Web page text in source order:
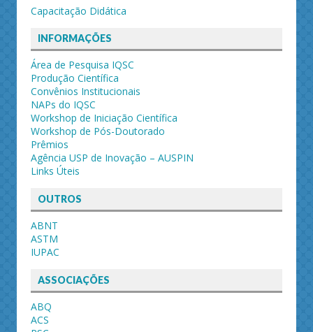
Capacitação Didática
INFORMAÇÕES
Área de Pesquisa IQSC
Produção Científica
Convênios Institucionais
NAPs do IQSC
Workshop de Iniciação Científica
Workshop de Pós-Doutorado
Prêmios
Agência USP de Inovação – AUSPIN
Links Úteis
OUTROS
ABNT
ASTM
IUPAC
ASSOCIAÇÕES
ABQ
ACS